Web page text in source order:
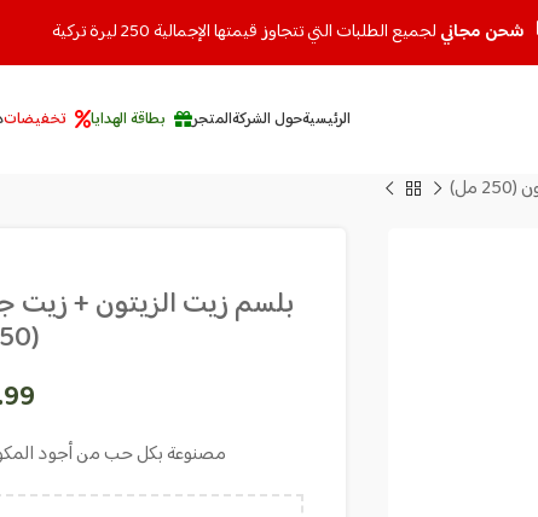
الرئيسيةحول الشركةالمتجر بطاقة الهدايا تخفيضات
مل)
بلسم زيت الزيتون + زيت
(250 مل)
مصنوعة بكل حب من أجود
شحن مجاني لجميع الطلبات التي تتجاوز قيمتها الإجمالية 250 ليرة تركية